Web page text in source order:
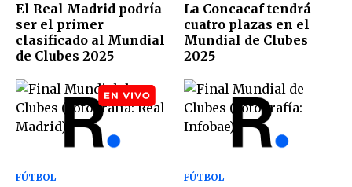
El Real Madrid podría
ser el primer
clasificado al Mundial
de Clubes 2025
La Concacaf tendrá
cuatro plazas en el
Mundial de Clubes
2025
FÚTBOL FÚTBOL